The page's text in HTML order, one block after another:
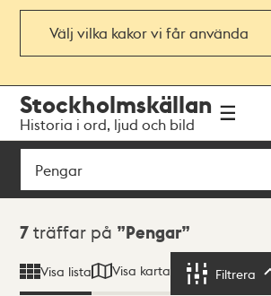
Välj vilka kakor vi får använda
navigationen
huvudinnehållet
Stockholmskällan
Historia i ord, ljud och bild
Sök
Sökresultat
7 träffar på Pengar
Visa lista Visa karta Filtrera